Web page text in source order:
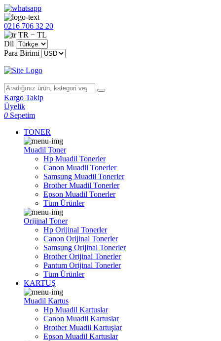
0216 706 32 20
TR − TL
Dil
Para Birimi
Kargo Takip
Üyelik
0 Sepetim
TONER
Muadil Toner
Hp Muadil Tonerler
Canon Muadil Tonerler
Samsung Muadil Tonerler
Brother Muadil Tonerler
Epson Muadil Tonerler
Tüm Ürünler
Orijinal Toner
Hp Orijinal Tonerler
Canon Orijinal Tonerler
Samsung Orijinal Tonerler
Brother Orijinal Tonerler
Pantum Orijinal Tonerler
Tüm Ürünler
KARTUŞ
Muadil Kartus
Hp Muadil Kartuslar
Canon Muadil Kartuslar
Brother Muadil Kartuşlar
Epson Muadil Kartuslar